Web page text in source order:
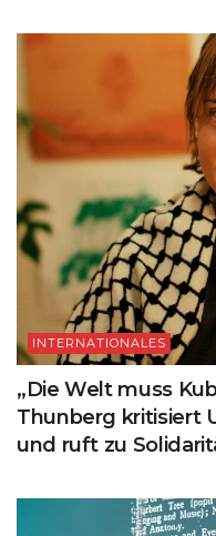
INTERNATIONALES
„Die Welt muss
Thunberg kritisiert
und ruft zu